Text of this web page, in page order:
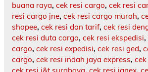
buana raya, cek resi cargo, cek resi
resi cargo jne, cek resi cargo murah,
shopee, cek resi dan tarif, cek resi
cek resi duta cargo, cek resi ekspedisi,
cargo, cek resi expedisi, cek resi ged,
cargo, cek resi indah jaya express,